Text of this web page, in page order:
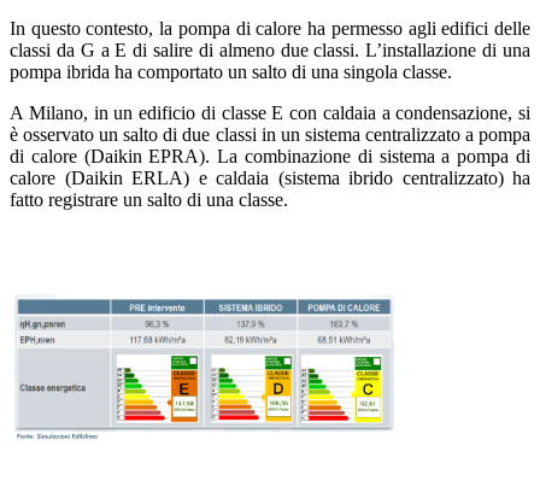
In questo contesto, la pompa di calore ha permesso agli edifici delle
classi da G a E di salire di almeno due classi. L’installazione di una
pompa ibrida ha comportato un salto di una singola classe.
A Milano, in un edificio di classe E con caldaia a condensazione, si
è osservato un salto di due classi in un sistema centralizzato a pompa
di calore (Daikin EPRA). La combinazione di sistema a pompa di
calore (Daikin ERLA) e caldaia (sistema ibrido centralizzato) ha
fatto registrare un salto di una classe.